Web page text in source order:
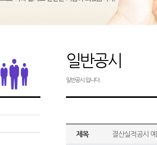
일반공시
일반공시 입니다.
제목 결산실적공시